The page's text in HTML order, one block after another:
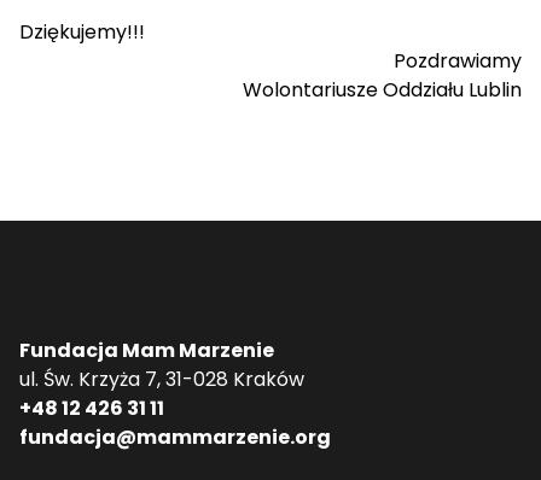
Dziękujemy!!!
Pozdrawiamy
Wolontariusze Oddziału Lublin
Fundacja Mam Marzenie
ul. Św. Krzyża 7, 31-028 Kraków
+48 12 426 31 11
fundacja@mammarzenie.org